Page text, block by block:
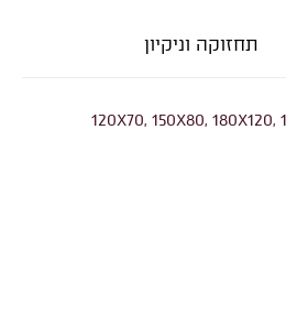
תחזוקה וניקיון
120X70, 150X80, 180X120,